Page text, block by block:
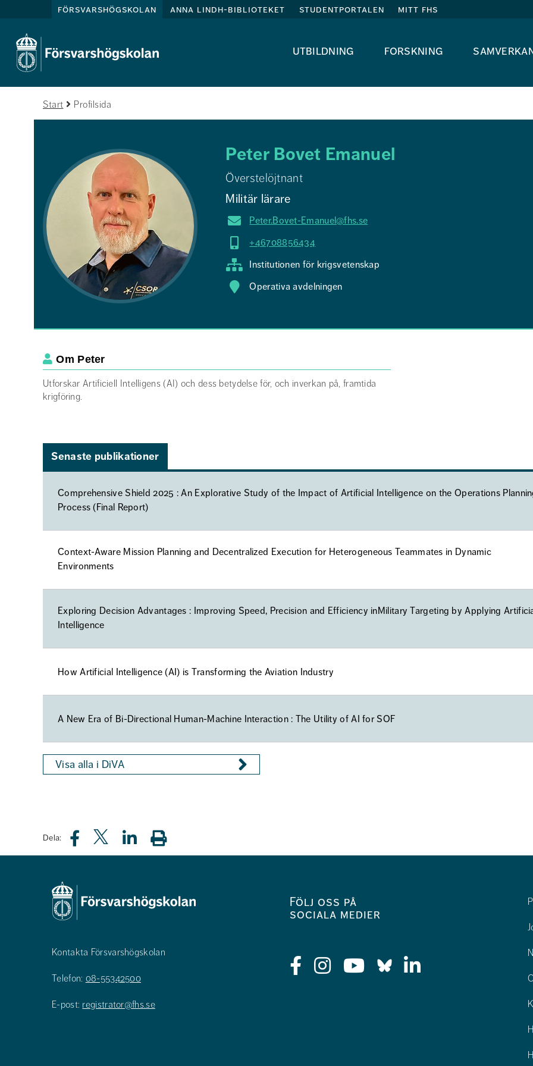
försvarshögskolan anna lindh-biblioteket studentportalen mitt fhs
utbildning forskning
Start Profilsida
Peter Bovet Emanuel
Överstelöjtnant
Militär lärare
Peter.Bovet-Emanuel@fhs.se
+46708856434
Institutionen för krigsvetenskap
Operativa avdelningen
Om Peter
Beskrivning om dig själv
Utforskar Artificiell Intelligens (AI) och dess betydelse för, och inverkan på, framtida
krigföring.
Senaste publikationer
Comprehensive Shield 2025 : An Explorative Study of the Impact of Artificial Intelligence on the Operations
Process (Final Report)
Context-Aware Mission Planning and Decentralized Execution for Heterogeneous Teammates in Dynamic
Environments
Exploring Decision Advantages : Improving Speed, Precision and Efficiency inMilitary Targeting by Applying
Intelligence
How Artificial Intelligence (AI) is Transforming the Aviation Industry
A New Era of Bi-Directional Human-Machine Interaction : The Utility of AI for SOF
Visa alla i DiVA
Dela:
Kontakta Försvarshögskolan
Telefon: 08-55342500
E-post: registrator@fhs.se
Följ oss på
sociala medier